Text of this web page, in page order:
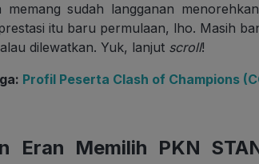
memang sudah langganan
itu baru permulaan, lho. Masih
dilewatkan. Yuk, lanjut scroll!
Profil Peserta Clash of Champions
Eran Memilih PKN